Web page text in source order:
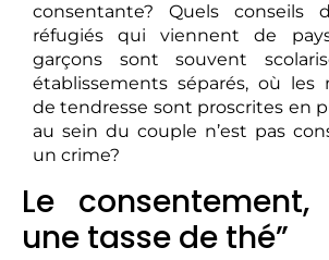
consentante? Quels conseils
réfugiés qui viennent de
garçons sont souvent
établissements séparés, où les
de tendresse sont proscrites en
au sein du couple n’est pas
un crime?
Le consentement,
une tasse de thé”